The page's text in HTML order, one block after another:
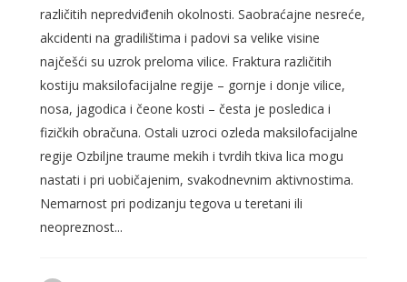
različitih nepredviđenih okolnosti. Saobraćajne nesreće,
akcidenti na gradilištima i padovi sa velike visine
najčešći su uzrok preloma vilice. Fraktura različitih
kostiju maksilofacijalne regije – gornje i donje vilice,
nosa, jagodica i čeone kosti – česta je posledica i
fizičkih obračuna. Ostali uzroci ozleda maksilofacijalne
regije Ozbiljne traume mekih i tvrdih tkiva lica mogu
nastati i pri uobičajenim, svakodnevnim aktivnostima.
Nemarnost pri podizanju tegova u teretani ili
neopreznost...